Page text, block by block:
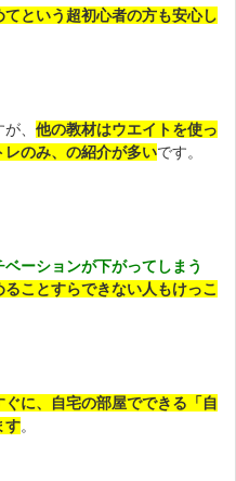
という超初心者の方も安心し
、 他の教材はウエイトを使っ
のみ、の紹介が多いです。
ーションが下がってしまう
ことすらできない人もけっこ
に、自宅の部屋でできる「自
す。